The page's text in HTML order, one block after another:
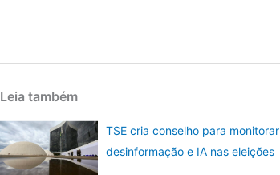
Leia também
TSE cria conselho para monitorar
desinformação e IA nas eleições